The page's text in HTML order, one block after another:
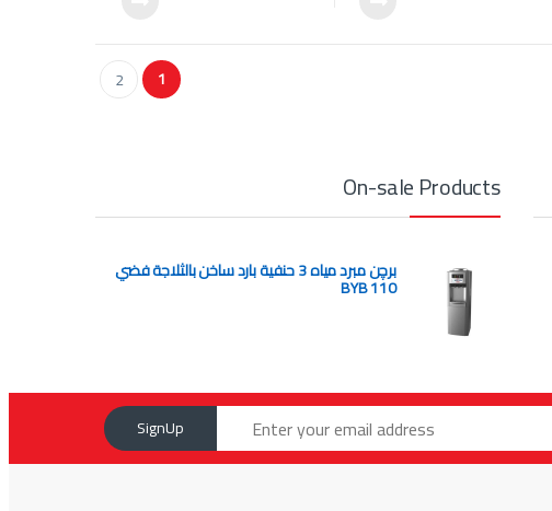
1
2
On-sale Products
برچن مبرد مياه 3 حنفية بارد ساخن بالثلاجة فضي
BYB 110
SignUp